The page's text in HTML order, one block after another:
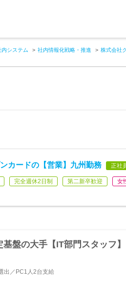
内システム 社内情報化戦略・推進 株式会社
カードの【営業】九州勤務 正社
完全週休2日制 第二新卒歓迎 女
盤の大手【IT部門スタッフ】
出／PC1人2台支給